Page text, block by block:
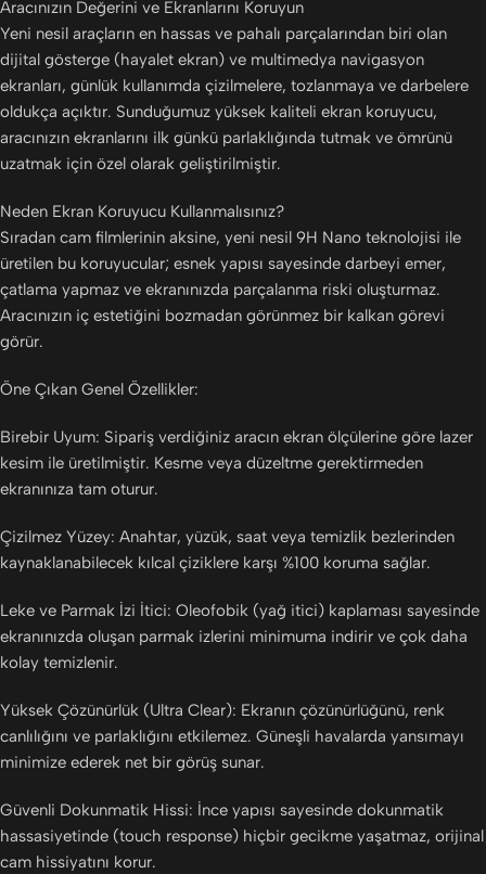
Aracınızın Değerini ve Ekranlarını Koruyun
Yeni nesil araçların en hassas ve pahalı parçalarından biri olan
dijital gösterge (hayalet ekran) ve multimedya navigasyon
ekranları, günlük kullanımda çizilmelere, tozlanmaya ve darbelere
oldukça açıktır. Sunduğumuz yüksek kaliteli ekran koruyucu,
aracınızın ekranlarını ilk günkü parlaklığında tutmak ve ömrünü
uzatmak için özel olarak geliştirilmiştir.
Neden Ekran Koruyucu Kullanmalısınız?
Sıradan cam filmlerinin aksine, yeni nesil 9H Nano teknolojisi ile
üretilen bu koruyucular; esnek yapısı sayesinde darbeyi emer,
çatlama yapmaz ve ekranınızda parçalanma riski oluşturmaz.
Aracınızın iç estetiğini bozmadan görünmez bir kalkan görevi
görür.
Öne Çıkan Genel Özellikler:
Birebir Uyum: Sipariş verdiğiniz aracın ekran ölçülerine göre lazer
kesim ile üretilmiştir. Kesme veya düzeltme gerektirmeden
ekranınıza tam oturur.
Çizilmez Yüzey: Anahtar, yüzük, saat veya temizlik bezlerinden
kaynaklanabilecek kılcal çiziklere karşı %100 koruma sağlar.
Leke ve Parmak İzi İtici: Oleofobik (yağ itici) kaplaması sayesinde
ekranınızda oluşan parmak izlerini minimuma indirir ve çok daha
kolay temizlenir.
Yüksek Çözünürlük (Ultra Clear): Ekranın çözünürlüğünü, renk
canlılığını ve parlaklığını etkilemez. Güneşli havalarda yansımayı
minimize ederek net bir görüş sunar.
Güvenli Dokunmatik Hissi: İnce yapısı sayesinde dokunmatik
hassasiyetinde (touch response) hiçbir gecikme yaşatmaz, orijinal
cam hissiyatını korur.